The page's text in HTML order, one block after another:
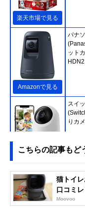
楽天市場で見る
Amazonで見る
パナ
ット
Amazonで見る
スイ
りカ
HDカ
こちらの記事もど
猫トイ
口コミ
Moovoo